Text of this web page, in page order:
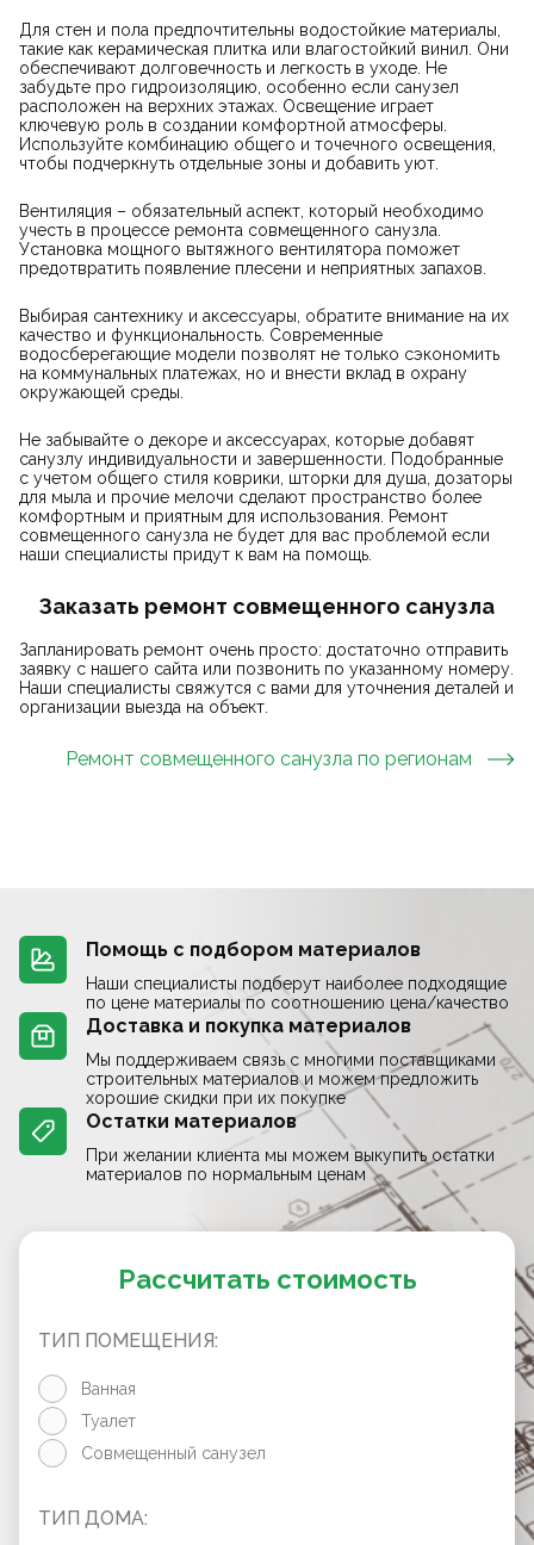
Для стен и пола предпочтительны водостойкие материалы,
такие как керамическая плитка или влагостойкий винил. Они
обеспечивают долговечность и легкость в уходе. Не
забудьте про гидроизоляцию, особенно если санузел
расположен на верхних этажах. Освещение играет
ключевую роль в создании комфортной атмосферы.
Используйте комбинацию общего и точечного освещения,
чтобы подчеркнуть отдельные зоны и добавить уют.
Вентиляция – обязательный аспект, который необходимо
учесть в процессе ремонта совмещенного санузла.
Установка мощного вытяжного вентилятора поможет
предотвратить появление плесени и неприятных запахов.
Выбирая сантехнику и аксессуары, обратите внимание на их
качество и функциональность. Современные
водосберегающие модели позволят не только сэкономить
на коммунальных платежах, но и внести вклад в охрану
окружающей среды.
Не забывайте о декоре и аксессуарах, которые добавят
санузлу индивидуальности и завершенности. Подобранные
с учетом общего стиля коврики, шторки для душа, дозаторы
для мыла и прочие мелочи сделают пространство более
комфортным и приятным для использования. Ремонт
совмещенного санузла не будет для вас проблемой если
наши специалисты придут к вам на помощь.
Заказать ремонт совмещенного санузла
Запланировать ремонт очень просто: достаточно отправить
заявку с нашего сайта или позвонить по указанному номеру.
Наши специалисты свяжутся с вами для уточнения деталей и
организации выезда на объект.
Ремонт совмещенного санузла по регионам
Помощь с подбором материалов
Наши специалисты подберут наиболее подходящие
по цене материалы по соотношению цена/качество
Доставка и покупка материалов
Мы поддерживаем связь с многими поставщиками
строительных материалов и можем предложить
хорошие скидки при их покупке
Остатки материалов
При желании клиента мы можем выкупить остатки
материалов по нормальным ценам
Рассчитать стоимость
ТИП ПОМЕЩЕНИЯ:
Ванная
Туалет
Совмещенный санузел
ТИП ДОМА: